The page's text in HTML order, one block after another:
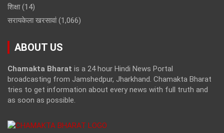
शिक्षा(14)
सरायकेला खरसावां(1,066)
ABOUT US
Chamakta Bharat is a 24 hour Hindi News Portal
broadcasting from Jamshedpur, Jharkhand. Chamakta Bharat
tries to get information about every news with full truth and
as soon as possible.